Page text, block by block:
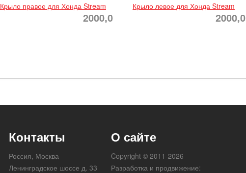
Крыло правое для Хонда Stream
2000,0
Крыло левое для Хонда Stream
2000,0
Контакты
Россия, Москва
Ленинградское шоссе д. 33
О сайте
Copyright © 2011-2026
Разработка и продвижение: